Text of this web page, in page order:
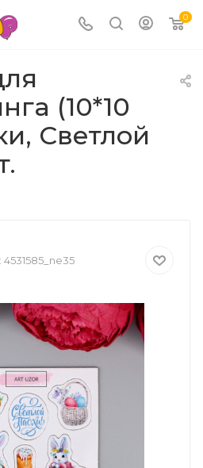
0
(10*10
Светлой
4531585_ne35